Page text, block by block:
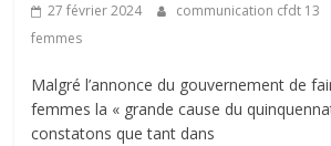
27 février 2024 communication cfdt 13
femmes
Malgré l’annonce du gouvernement de
femmes la « grande cause du
constatons que tant dans